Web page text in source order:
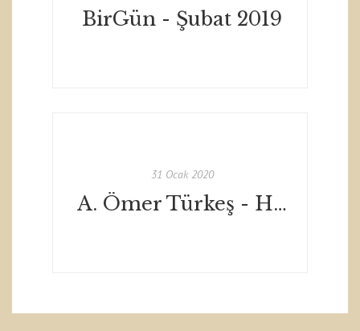
BirGün - Şubat 2019
31 Ocak 2020
A. Ömer Türkeş - Hürriyet Kitap Sanat Eki / 31 Ocak 2020